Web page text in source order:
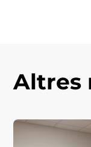
Altres